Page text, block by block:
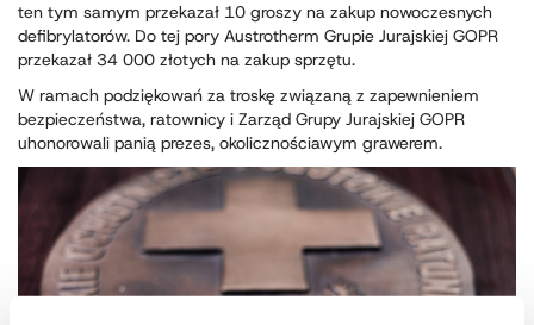
ten tym samym przekazał 10 groszy na zakup nowoczesnych
defibrylatorów. Do tej pory Austrotherm Grupie Jurajskiej GOPR
przekazał 34 000 złotych na zakup sprzętu.
W ramach podziękowań za troskę związaną z zapewnieniem
bezpieczeństwa, ratownicy i Zarząd Grupy Jurajskiej GOPR
uhonorowali panią prezes, okolicznościawym grawerem.